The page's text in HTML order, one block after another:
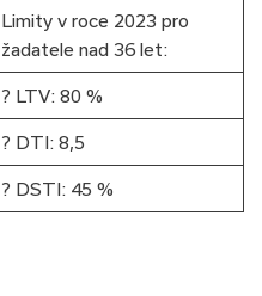
Limity v roce 2023 pro
žadatele nad 36 let:
? LTV: 80 %
? DTI: 8,5
? DSTI: 45 %